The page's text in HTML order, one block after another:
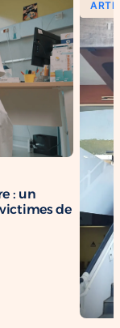
: un
de